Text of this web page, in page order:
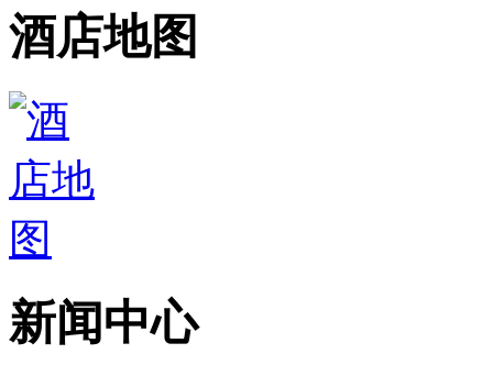
酒店地图
新闻中心